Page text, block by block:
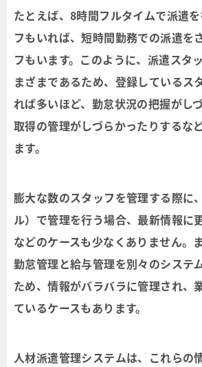
たとえば、8時間フルタイムで派遣
フもいれば、短時間勤務での派遣を
フもいます。このように、派遣スタ
まざまであるため、登録しているス
れば多いほど、勤怠状況の把握がし
取得の管理がしづらかったりするな
ます。
膨大な数のスタッフを管理する際に
ル）で管理を行う場合、最新情報に
などのケースも少なくありません。
勤怠管理と給与管理を別々のシステ
ため、情報がバラバラに管理され、
ているケースもあります。
人材派遣管理システムは、これらの